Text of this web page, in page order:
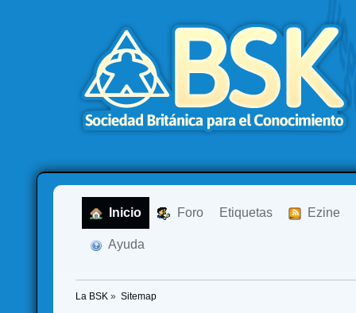
Inicio Foro Etiquetas Ezine
Ayuda
La BSK » Sitemap